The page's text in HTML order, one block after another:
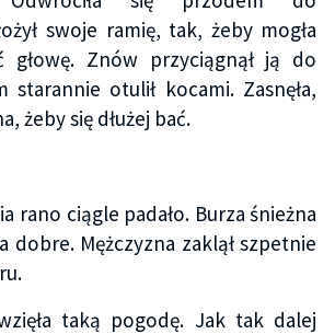
swoje ramię, tak, żeby mogła
głowę. Znów przyciągnął ją do
starannie otulił kocami. Zasnęła,
żeby się dłużej bać.
rano ciągle padało. Burza śnieżna
dobre. Mężczyzna zaklął szpetnie
taką pogodę. Jak tak dalej